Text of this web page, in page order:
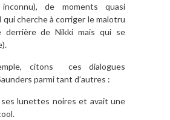
de moments quasi
qui cherche à corriger le malotru
derrière de Nikki mais qui se
citons ces dialogues
parmi tant d’autres :
lunettes noires et avait une